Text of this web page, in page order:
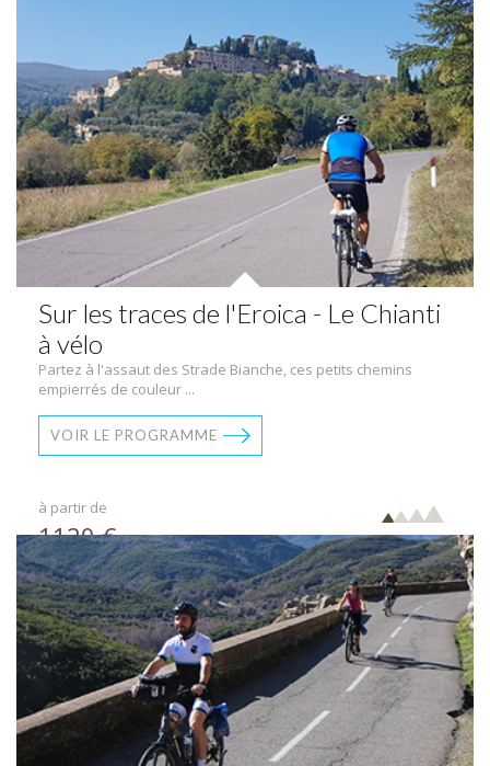
Sur les traces de l'Eroica - Le Chianti
à vélo
Partez à l'assaut des Strade Bianche, ces petits chemins
empierrés de couleur ...
VOIR LE PROGRAMME
à partir de
1120 €par pers.